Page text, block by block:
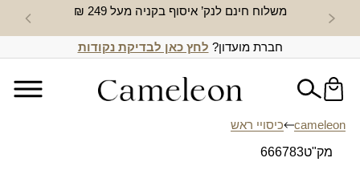
משלוח חינם לנק’ איסוף בקניה מעל 249 ₪ חדש
חברת מועדון? לחץ כאן לבדיקת נקודות
cameleon
כיסויי ראש
מק"ט666783